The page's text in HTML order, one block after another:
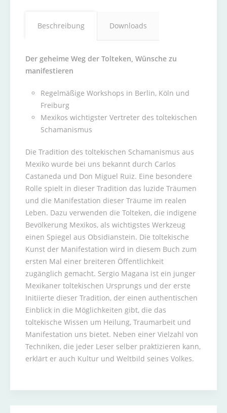
Beschreibung Downloads
Der geheime Weg der Tolteken, Wünsche zu
manifestieren
Regelmäßige Workshops in Berlin, Köln und
Freiburg
Mexikos wichtigster Vertreter des toltekischen
Schamanismus
Die Tradition des toltekischen Schamanismus aus
Mexiko wurde bei uns bekannt durch Carlos
Castaneda und Don Miguel Ruiz. Eine besondere
Rolle spielt in dieser Tradition das luzide Träumen
und die Manifestation dieser Träume im realen
Leben. Dazu verwenden die Tolteken, die indigene
Bevölkerung Mexikos, als wichtigstes Werkzeug
einen Spiegel aus Obsidianstein. Die toltekische
Kunst der Manifestation wird in diesem Buch zum
ersten Mal einer breiteren Öffentlichkeit
zugänglich gemacht. Sergio Magana ist ein junger
Mexikaner toltekischen Ursprungs und der erste
Initiierte dieser Tradition, der einen authentischen
Einblick in die Möglichkeiten gibt, die das
toltekische Wissen um Heilung, Traumarbeit und
Manifestation uns bietet. Neben einer Vielzahl von
Techniken, die jeder Leser selber praktizieren kann,
erklärt er auch Kultur und Weltbild seines Volkes.